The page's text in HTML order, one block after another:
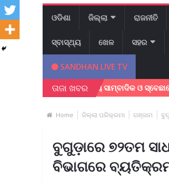
ଓଡିଶା ଜିଲ୍ଲା ରାଜନୀତି
ସ୍ବାସ୍ଥ୍ୟ ଖେଳ ସହର
SANDHAN LIVE TV
ତାଜା ଖବର
ବେଳେ ସ୍ଥାନୀୟ ସାମ୍ବାଦିକ ଓ
Home ଜିଲ୍ଲା ପରିକ୍ରମା ଗଞ୍ଜାମ
ବୁଗୁଡ଼ାରେ ୭୨ତମ
ବିଭାଗରେ